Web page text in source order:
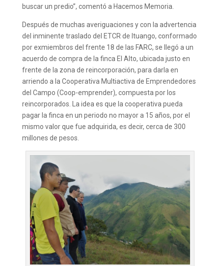
buscar un predio”, comentó a Hacemos Memoria.
Después de muchas averiguaciones y con la advertencia
del inminente traslado del ETCR de Ituango, conformado
por exmiembros del frente 18 de las FARC, se llegó a un
acuerdo de compra de la finca El Alto, ubicada justo en
frente de la zona de reincorporación, para darla en
arriendo a la Cooperativa Multiactiva de Emprendedores
del Campo (Coop-emprender), compuesta por los
reincorporados. La idea es que la cooperativa pueda
pagar la finca en un periodo no mayor a 15 años, por el
mismo valor que fue adquirida, es decir, cerca de 300
millones de pesos.